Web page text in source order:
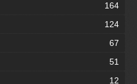
164
124
67
51
12